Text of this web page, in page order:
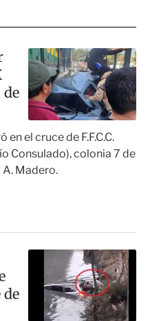
de
el cruce de F.F.C.C.
Consulado), colonia 7 de
Madero.
de